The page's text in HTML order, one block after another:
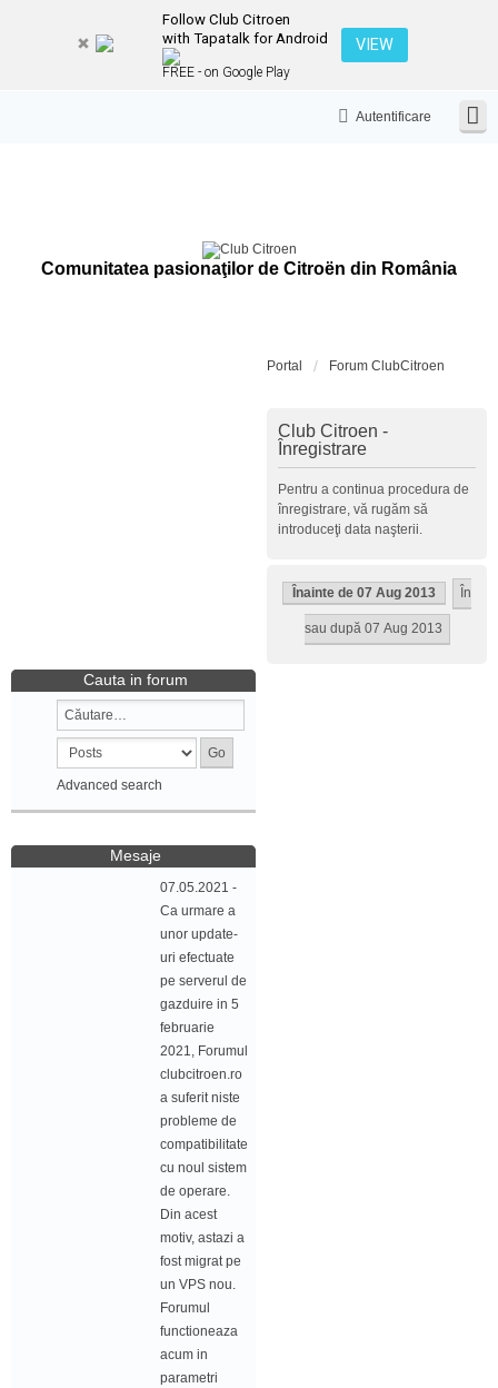
Follow Club Citroen
with Tapatalk for Android
FREE - on Google Play
VIEW
Autentificare
Comunitatea pasionaţilor de Citroën din România
Portal Forum ClubCitroen
Club Citroen -
Înregistrare
Pentru a continua procedura de
înregistrare, vă rugăm să
introduceţi data naşterii.
Înainte de 07 Aug 2013 În
sau după 07 Aug 2013
Cauta in forum
Advanced search
Mesaje
07.05.2021 -
Ca urmare a
unor update-
uri efectuate
pe serverul de
gazduire in 5
februarie
2021, Forumul
clubcitroen.ro
a suferit niste
probleme de
compatibilitate
cu noul sistem
de operare.
Din acest
motiv, astazi a
fost migrat pe
un VPS nou.
Forumul
functioneaza
acum in
parametri